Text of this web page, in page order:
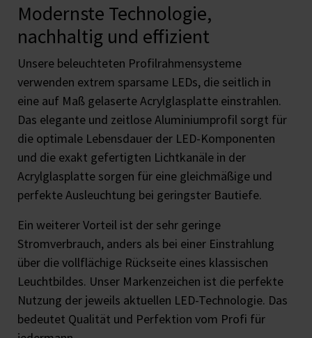
Modernste Technologie,
nachhaltig und effizient
Unsere beleuchteten Profilrahmensysteme
verwenden extrem sparsame LEDs, die seitlich in
eine auf Maß gelaserte Acrylglasplatte einstrahlen.
Das elegante und zeitlose Aluminiumprofil sorgt für
die optimale Lebensdauer der LED-Komponenten
und die exakt gefertigten Lichtkanäle in der
Acrylglasplatte sorgen für eine gleichmäßige und
perfekte Ausleuchtung bei geringster Bautiefe.
Ein weiterer Vorteil ist der sehr geringe
Stromverbrauch, anders als bei einer Einstrahlung
über die vollflächige Rückseite eines klassischen
Leuchtbildes. Unser Markenzeichen ist die perfekte
Nutzung der jeweils aktuellen LED-Technologie. Das
bedeutet Qualität und Perfektion vom Profi für